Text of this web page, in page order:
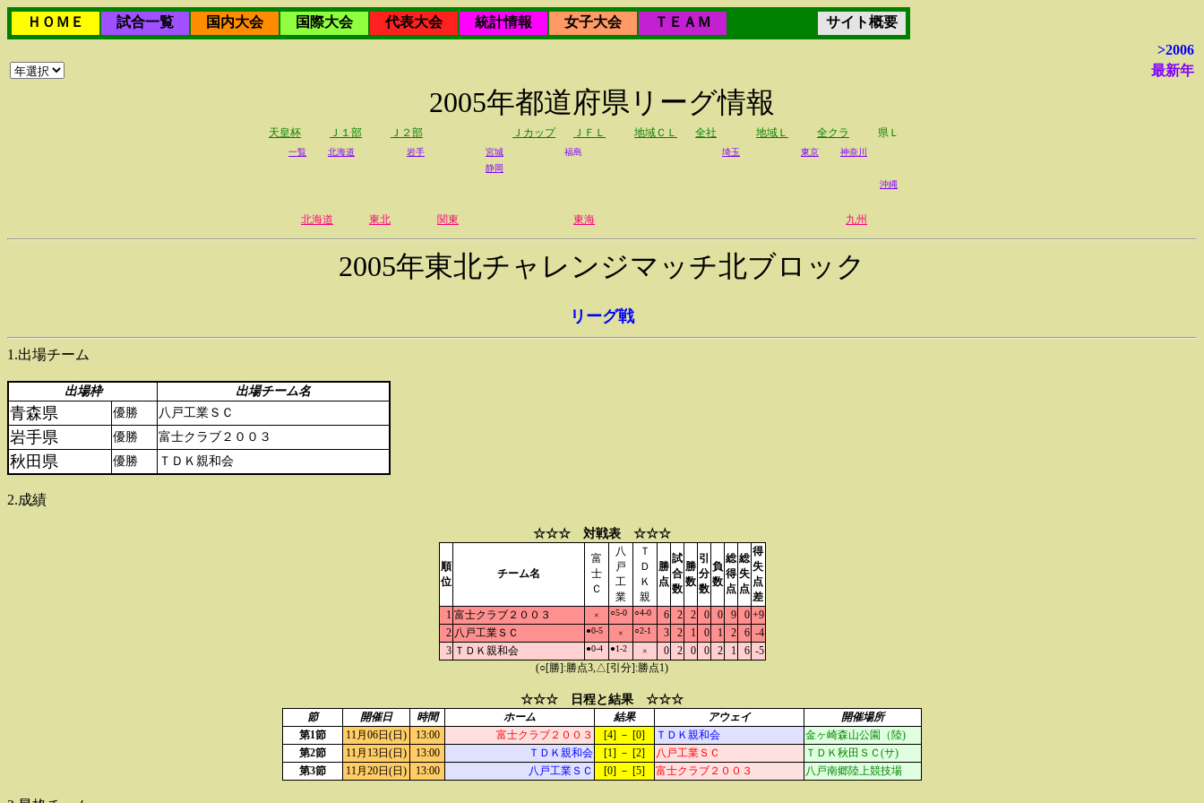
ＨＯＭＥ 試合一覧 国内大会 国際大会 代表大会 統計情報 女子大会 ＴＥＡＭ
サイト概要
>2006
最新年
2005年都道府県リーグ情報
天皇杯 Ｊ１部 Ｊ２部 Ｊカップ ＪＦＬ 地域ＣＬ 全社 地域Ｌ 全クラ 県Ｌ
一覧 北海道 岩手 宮城 福島 埼玉 東京
神奈川
静岡
沖縄
北海道 東北 関東 東海 九州
2005年東北チャレンジマッチ北ブロック
リーグ戦
1.出場チーム
出場枠 出場チーム名
青森県 優勝 八戸工業ＳＣ
岩手県 優勝 富士クラブ２００３
秋田県 優勝 ＴＤＫ親和会
2.成績
☆☆☆ 対戦表 ☆☆☆
順
位
チーム名
富
士
Ｃ
八
戸
工
業
Ｔ
Ｄ
Ｋ
親
勝
点
試
合
数
勝
数
引
分
数
負
数
総
得
点
総
失
点
得
失
点
差
1 富士クラブ２００３ × ○5-0 ○4-0 6 2 2 0 0 9 0 +9
2 八戸工業ＳＣ ●0-5 × ○2-1 3 2 1 0 1 2 6 -4
3 ＴＤＫ親和会 ●0-4 ●1-2 × 0 2 0 0 2 1 6 -5
(○[勝]:勝点3,△[引分]:勝点1)
☆☆☆ 日程と結果 ☆☆☆
節 開催日 時間 ホーム 結果 アウェイ
開催場所
第1節
11月06日(日) 13:00 富士クラブ２００３ [4] － [0] ＴＤＫ親和会
金ヶ崎森山公園（陸)
第2節
11月13日(日) 13:00 ＴＤＫ親和会 [1] － [2] 八戸工業ＳＣ
ＴＤＫ秋田ＳＣ(サ)
第3節
11月20日(日) 13:00 八戸工業ＳＣ [0] － [5] 富士クラブ２００３ 八戸南郷陸上競技場